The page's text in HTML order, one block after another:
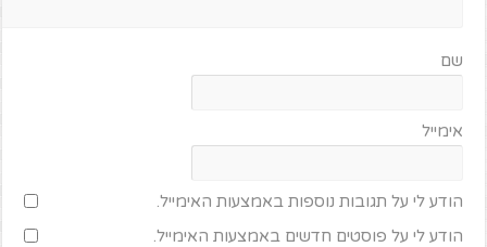
שם
אימייל
הודע לי על תגובות נוספות באמצעות האימייל.
הודע לי על פוסטים חדשים באמצעות האימייל.